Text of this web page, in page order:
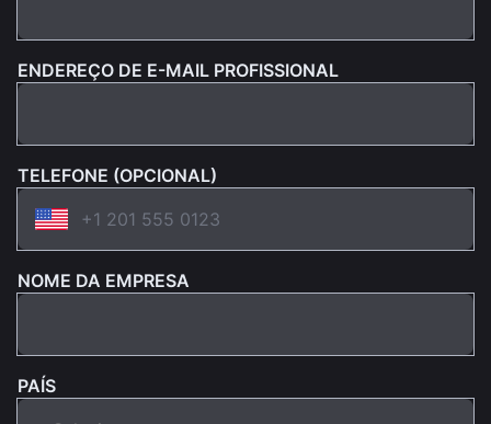
ENDEREÇO DE E-MAIL PROFISSIONAL
TELEFONE (OPCIONAL)
NOME DA EMPRESA
PAÍS